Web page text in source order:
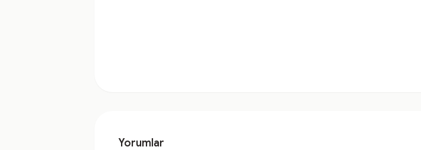
Yorumlar